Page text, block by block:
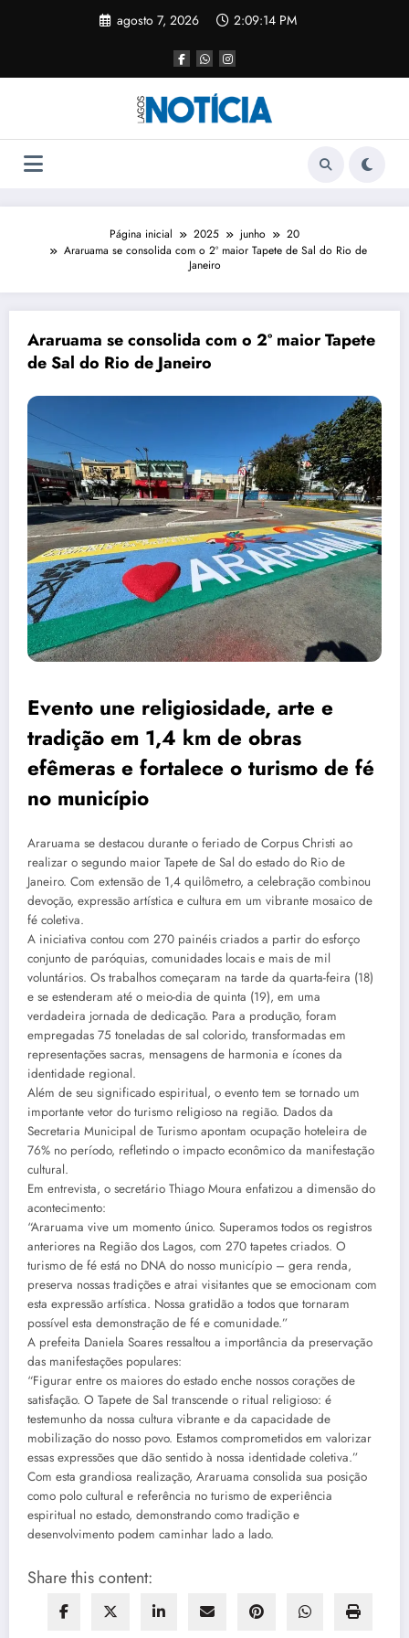
agosto 7, 2026 2:09:15 PM
Página inicial 2025 junho
20
Araruama se consolida com o 2º maior Tapete de Sal do Rio de
Janeiro
Araruama se consolida com o 2º maior Tapete
de Sal do Rio de Janeiro
Evento une religiosidade, arte e
tradição em 1,4 km de obras
efêmeras e fortalece o turismo de fé
no município
Araruama se destacou durante o feriado de Corpus Christi ao
realizar o segundo maior Tapete de Sal do estado do Rio de
Janeiro. Com extensão de 1,4 quilômetro, a celebração combinou
devoção, expressão artística e cultura em um vibrante mosaico de
fé coletiva.
A iniciativa contou com 270 painéis criados a partir do esforço
conjunto de paróquias, comunidades locais e mais de mil
voluntários. Os trabalhos começaram na tarde da quarta-feira (18)
e se estenderam até o meio-dia de quinta (19), em uma
verdadeira jornada de dedicação. Para a produção, foram
empregadas 75 toneladas de sal colorido, transformadas em
representações sacras, mensagens de harmonia e ícones da
identidade regional.
Além de seu significado espiritual, o evento tem se tornado um
importante vetor do turismo religioso na região. Dados da
Secretaria Municipal de Turismo apontam ocupação hoteleira de
76% no período, refletindo o impacto econômico da manifestação
cultural.
Em entrevista, o secretário Thiago Moura enfatizou a dimensão do
acontecimento:
“Araruama vive um momento único. Superamos todos os registros
anteriores na Região dos Lagos, com 270 tapetes criados. O
turismo de fé está no DNA do nosso município – gera renda,
preserva nossas tradições e atrai visitantes que se emocionam com
esta expressão artística. Nossa gratidão a todos que tornaram
possível esta demonstração de fé e comunidade.”
A prefeita Daniela Soares ressaltou a importância da preservação
das manifestações populares:
“Figurar entre os maiores do estado enche nossos corações de
satisfação. O Tapete de Sal transcende o ritual religioso: é
testemunho da nossa cultura vibrante e da capacidade de
mobilização do nosso povo. Estamos comprometidos em valorizar
essas expressões que dão sentido à nossa identidade coletiva.”
Com esta grandiosa realização, Araruama consolida sua posição
como polo cultural e referência no turismo de experiência
espiritual no estado, demonstrando como tradição e
desenvolvimento podem caminhar lado a lado.
Share this content: